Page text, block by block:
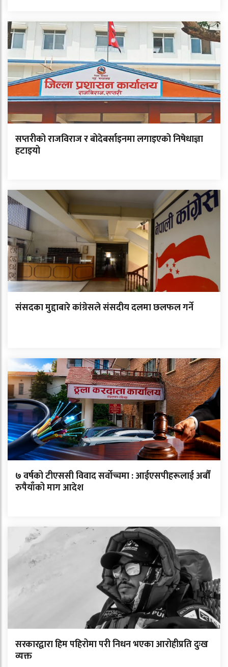
सप्तरीको राजविराज र बोदेबर्साइनमा लगाइएको निषेधाज्ञा
हटाइयो
संसदका मुद्दाबारे कांग्रेसले संसदीय दलमा छलफल गर्ने
७ वर्षको टीएससी विवाद सर्वोच्चमा : आईएसपीहरूलाई अर्बौं
रुपैयाँको माग आदेश
सरकारद्वारा हिम पहिरोमा परी निधन भएका आरोहीप्रति दुःख
व्यक्त